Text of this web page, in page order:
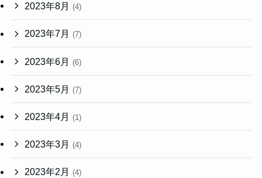
2023年8月 (4)
2023年7月 (7)
2023年6月 (6)
2023年5月 (7)
2023年4月 (1)
2023年3月 (4)
2023年2月 (4)